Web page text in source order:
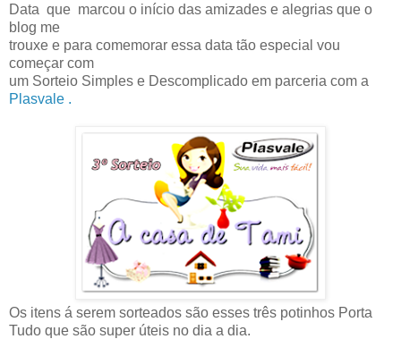
Data que marcou o início das amizades e alegrias que o
blog me
trouxe e para comemorar essa data tão especial vou
começar com
um Sorteio Simples e Descomplicado em parceria com a
Plasvale .
Os itens á serem sorteados são esses três potinhos Porta
Tudo que são super úteis no dia a dia.